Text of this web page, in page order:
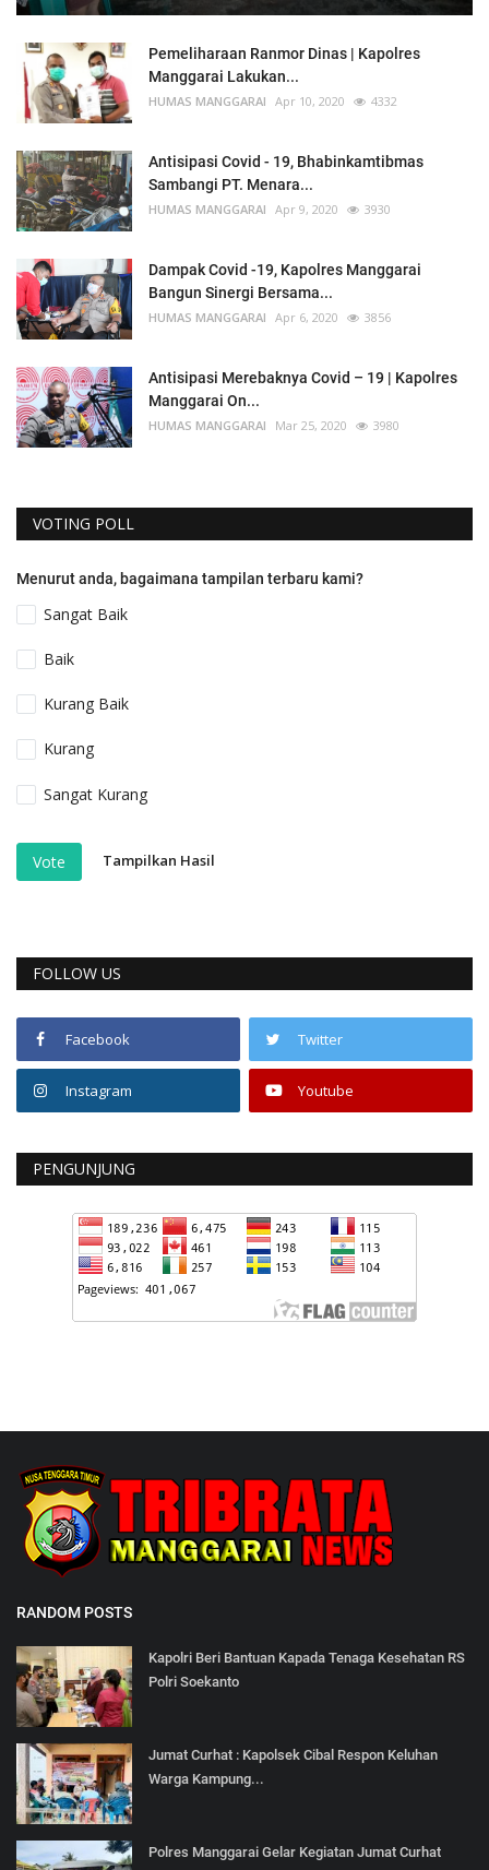
Pemeliharaan Ranmor Dinas | Kapolres
Manggarai Lakukan...
HUMAS MANGGARAI Apr 10, 2020 4332
Antisipasi Covid - 19, Bhabinkamtibmas
Sambangi PT. Menara...
HUMAS MANGGARAI Apr 9, 2020 3930
Dampak Covid -19, Kapolres Manggarai
Bangun Sinergi Bersama...
HUMAS MANGGARAI Apr 6, 2020 3856
Antisipasi Merebaknya Covid – 19 | Kapolres
Manggarai On...
HUMAS MANGGARAI Mar 25, 2020 3980
VOTING POLL
Menurut anda, bagaimana tampilan terbaru kami?
Sangat Baik
Baik
Kurang Baik
Kurang
Sangat Kurang
Vote Tampilkan Hasil
FOLLOW US
Facebook Twitter
Instagram Youtube
PENGUNJUNG
RANDOM POSTS
Kapolri Beri Bantuan Kapada Tenaga Kesehatan RS
Polri Soekanto
Jumat Curhat : Kapolsek Cibal Respon Keluhan
Warga Kampung...
Polres Manggarai Gelar Kegiatan Jumat Curhat